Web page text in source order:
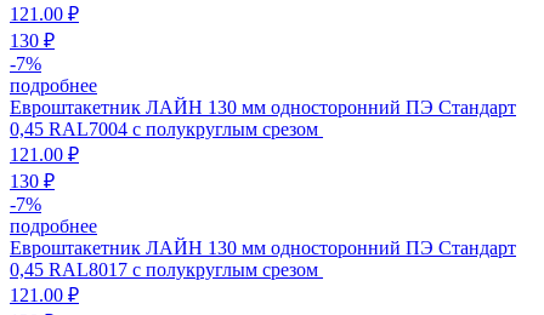
121.00 ₽
130 ₽
-7%
подробнее
Евроштакетник ЛАЙН 130 мм односторонний ПЭ Стандарт
0,45 RAL7004 с полукруглым срезом
121.00 ₽
130 ₽
-7%
подробнее
Евроштакетник ЛАЙН 130 мм односторонний ПЭ Стандарт
0,45 RAL8017 с полукруглым срезом
121.00 ₽